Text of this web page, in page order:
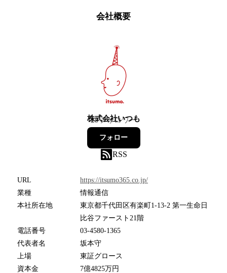
会社概要
株式会社いつも
29フォロワー
フォロー
RSS
URL
https://itsumo365.co.jp/
業種
情報通信
本社所在地
東京都千代田区有楽町1-13-2 第一生命日
比谷ファースト21階
電話番号
03-4580-1365
代表者名
坂本守
上場
東証グロース
資本金
7億4825万円